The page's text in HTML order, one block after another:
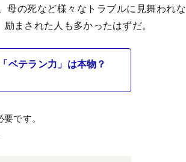
母の死など様々なトラブルに見舞われな
まされた人も多かったはずだ。
ベテラン力」は本物？
です。